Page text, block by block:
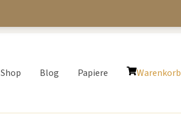
Shop Blog Papiere Warenkorb